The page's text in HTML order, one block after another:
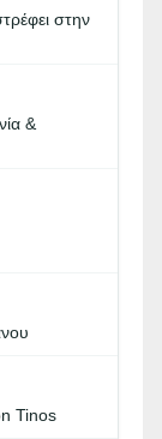
στην
&
Tinos